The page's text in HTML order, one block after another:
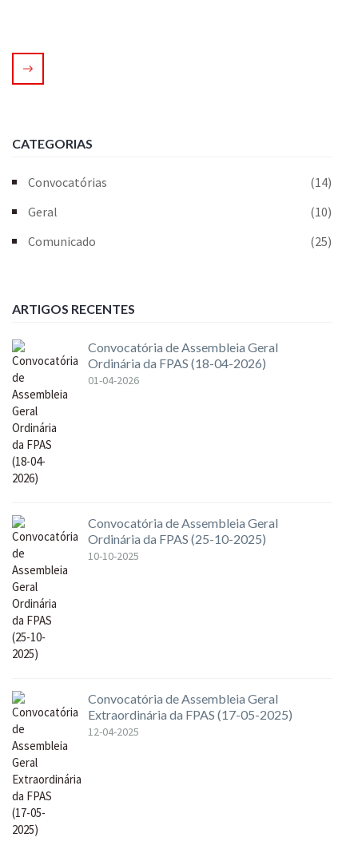
CATEGORIAS
Convocatórias
(14)
Geral
(10)
Comunicado
(25)
ARTIGOS RECENTES
Convocatória de Assembleia Geral
Ordinária da FPAS (18-04-2026)
01-04-2026
Convocatória de Assembleia Geral
Ordinária da FPAS (25-10-2025)
10-10-2025
Convocatória de Assembleia Geral
Extraordinária da FPAS (17-05-2025)
12-04-2025